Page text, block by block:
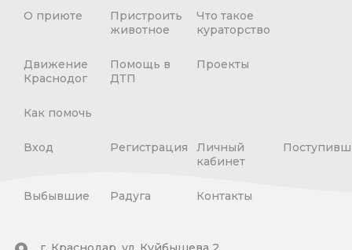
О приюте
Пристроить
животное
Что такое
кураторство
Движение
Краснодог
Помощь в
ДТП
Проекты
Как помочь
Вход Регистрация
Личный
кабинет
Выбывшие Радуга Контакты